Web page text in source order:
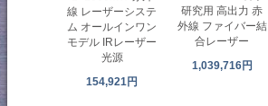
線 レーザーシステ
ム オールインワン
モデル IRレーザー
光源
154,921円
研究用 高出力 赤
外線 ファイバー結
合レーザー
1,039,716円